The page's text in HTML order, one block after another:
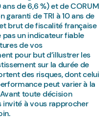
ans de 6,6 %) et de CORUM
garanti de TRI à 10 ans de
brut de fiscalité française
un indicateur fiable
de vos
pour but d’illustrer les
sur la durée de
des risques, dont celui
peut varier à la
toute décision
à vous rapprocher